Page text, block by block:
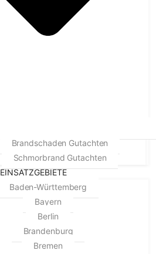
Brandschaden Gutachten
Schmorbrand Gutachten
EINSATZGEBIETE
Baden-Württemberg
Bayern
Berlin
Brandenburg
Bremen